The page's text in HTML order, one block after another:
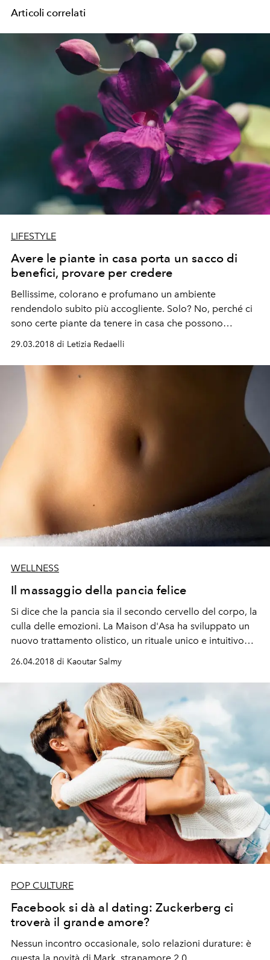
Articoli correlati
LIFESTYLE
Avere le piante in casa porta un sacco di
benefici, provare per credere
Bellissime, colorano e profumano un ambiente
rendendolo subito più accogliente. Solo? No, perché ci
sono certe piante da tenere in casa che possono
29.03.2018 di Letizia Redaelli
WELLNESS
Il massaggio della pancia felice
Si dice che la pancia sia il secondo cervello del corpo, la
culla delle emozioni. La Maison d'Asa ha sviluppato un
nuovo trattamento olistico, un rituale unico e intuitivo
26.04.2018 di Kaoutar Salmy
POP CULTURE
Facebook si dà al dating: Zuckerberg ci
troverà il grande amore?
Nessun incontro occasionale, solo relazioni durature: è
questa la novità di Mark, stranamore 2.0